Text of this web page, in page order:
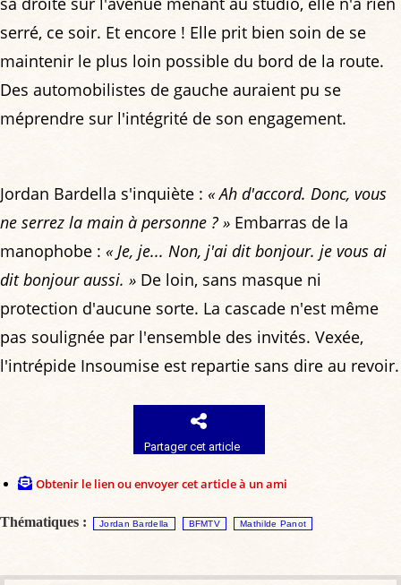
serré, ce soir. Et encore ! Elle prit bien soin de se
maintenir le plus loin possible du bord de la route.
Des automobilistes de gauche auraient pu se
méprendre sur l'intégrité de son engagement.
Jordan Bardella s'inquiète : « Ah d'accord. Donc, vous
ne serrez la main à personne ? » Embarras de la
manophobe : « Je, je... Non, j'ai dit bonjour. je vous ai
dit bonjour aussi. » De loin, sans masque ni
protection d'aucune sorte. La cascade n'est même
pas soulignée par l'ensemble des invités. Vexée,
l'intrépide Insoumise est repartie sans dire au revoir.
Partager cet article
Obtenir le lien ou envoyer cet article à un ami
Thématiques : Jordan Bardella BFMTV Mathilde Panot